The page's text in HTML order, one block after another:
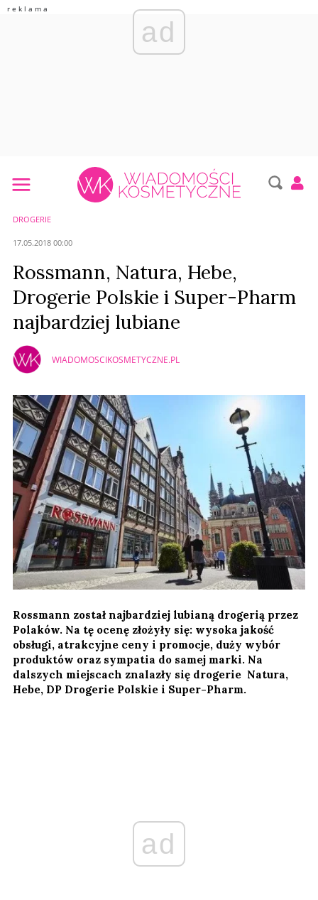
ad
DROGERIE
17.05.2018 00:00
Rossmann, Natura, Hebe,
Drogerie Polskie i Super-Pharm
najbardziej lubiane
WIADOMOSCIKOSMETYCZNE.PL
Rossmann został najbardziej lubianą drogerią przez
Polaków. Na tę ocenę złożyły się: wysoka jakość
obsługi, atrakcyjne ceny i promocje, duży wybór
produktów oraz sympatia do samej marki. Na
dalszych miejscach znalazły się drogerie Natura,
Hebe, DP Drogerie Polskie i Super-Pharm.
ad